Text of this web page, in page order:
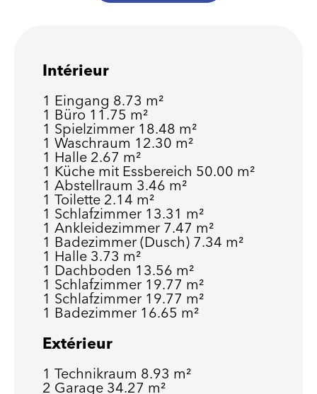
Intérieur
1 Eingang 8.73 m²
1 Büro 11.75 m²
1 Spielzimmer 18.48 m²
1 Waschraum 12.30 m²
1 Halle 2.67 m²
1 Küche mit Essbereich 50.00 m²
1 Abstellraum 3.46 m²
1 Toilette 2.14 m²
1 Schlafzimmer 13.31 m²
1 Ankleidezimmer 7.47 m²
1 Badezimmer (Dusch) 7.34 m²
1 Halle 3.73 m²
1 Dachboden 13.56 m²
1 Schlafzimmer 19.77 m²
1 Schlafzimmer 19.77 m²
1 Badezimmer 16.65 m²
Extérieur
1 Technikraum 8.93 m²
2 Garage 34.27 m²